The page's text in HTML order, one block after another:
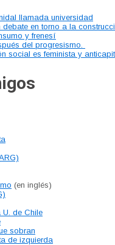
llamada universidad
debate en torno a la
y frenesí
del progresismo.
social es feminista y
(en inglés)
de Chile
sobran
de izquierda